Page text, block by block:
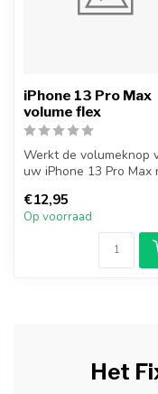
iPhone 13 Pro Max
volume flex
Werkt de volumeknop
uw iPhone 13 Pro Max
13 Pro...
€12,95
Op voorraad
Het